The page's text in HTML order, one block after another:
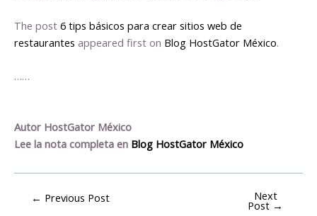
The post 6 tips básicos para crear sitios web de
restaurantes appeared first on Blog HostGator México.
……
Autor HostGator México
Lee la nota completa en Blog HostGator México
← Previous Post Next
Post →